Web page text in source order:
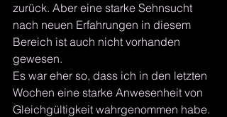
zurück. Aber eine starke Sehnsucht
nach neuen Erfahrungen in diesem
Bereich ist auch nicht vorhanden
gewesen.
Es war eher so, dass ich in den letzten
Wochen eine starke Anwesenheit von
Gleichgültigkeit wahrgenommen habe.